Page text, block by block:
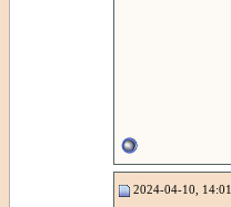
2024-04-10, 14:01